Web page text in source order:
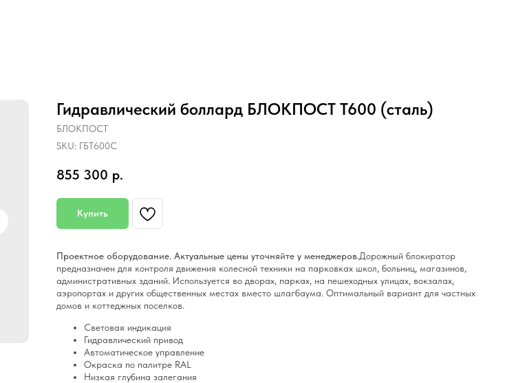
Гидравлический боллард БЛОКПОСТ Т600 (сталь)
БЛОКПОСТ
SKU: ГБТ600С
855 300 р.
Купить
Проектное оборудование. Актуальные цены уточняйте у менеджеров.Дорожный блокиратор
предназначен для контроля движения колесной техники на парковках школ, больниц, магазинов,
административных зданий. Используется во дворах, парках, на пешеходных улицах, вокзалах,
аэропортах и других общественных местах вместо шлагбаума. Оптимальный вариант для частных
домов и коттеджных поселков.
Световая индикация
Гидравлический привод
Автоматическое управление
Окраска по палитре RAL
Низкая глубина залегания